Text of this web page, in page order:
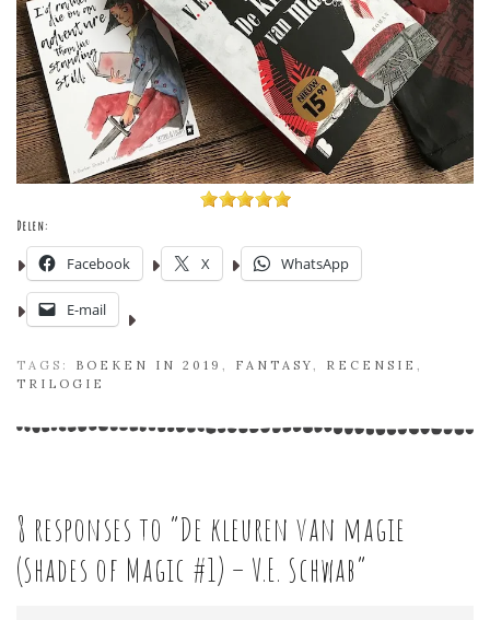
Delen:
Facebook X WhatsApp
E-mail
TAGS: BOEKEN IN 2019 FANTASY RECENSIE
TRILOGIE
8 responses to “De kleuren van magie
(Shades of Magic #1) – V.E. Schwab”